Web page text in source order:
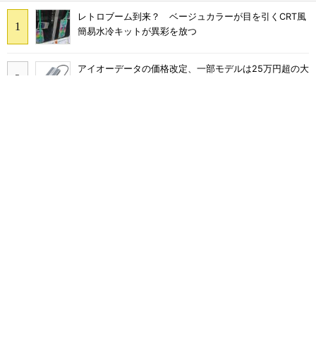
レトロブーム到来？ ベージュカラーが目を引くCRT風
簡易水冷キットが異彩を放つ
アイオーデータの価格改定、一部モデルは25万円超の大